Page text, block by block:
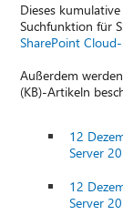
Dieses
Suchfunktion für
SharePoint
Außerdem
(KB)-Artikeln
12
Server
12
Server